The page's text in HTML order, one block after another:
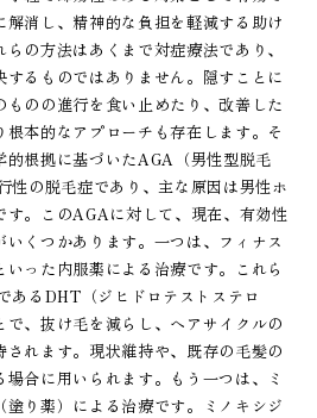
消し、精神的な負担を軽減する助け
の方法はあくまで対症療法であり、
るものではありません。隠すことに
のの進行を食い止めたり、改善した
根本的なアプローチも存在します。そ
的根拠に基づいたAGA（男性型脱毛
性の脱毛症であり、主な原因は男性ホ
す。このAGAに対して、現在、有効性
くつかあります。一つは、フィナス
った内服薬による治療です。これら
あるDHT（ジヒドロテストステロ
で、抜け毛を減らし、ヘアサイクルの
れます。現状維持や、既存の毛髪の
合に用いられます。もう一つは、ミ
塗り薬）による治療です。ミノキシジ